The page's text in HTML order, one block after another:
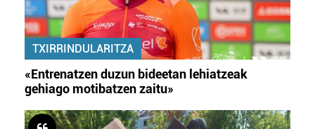
TXIRRINDULARITZA
«Entrenatzen duzun bideetan lehiatzeak
gehiago motibatzen zaitu»